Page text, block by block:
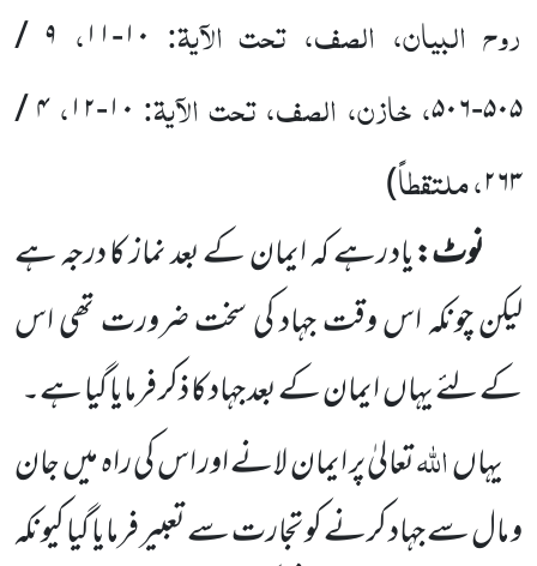
روح البیان، الصف، تحت الآیۃ: ۱۰-۱۱، ۹ /
۵۰۵-۵۰۶، خازن، الصف، تحت الآیۃ: ۱۰-۱۲،۴/
۲۶۳، ملتقطاً)
نوٹ:یاد رہے کہ ایمان کے بعد نماز کا درجہ ہے
لیکن چونکہ اس وقت جہاد کی سخت ضرورت تھی اس
کے لئے یہاںایمان کے بعد جہاد کا ذکر فرمایا گیا ہے۔
یہاںاللّٰہتعالیٰ پر ایمان لانے اور اس کی راہ میںجان
و مال سے جہاد کرنے کو تجارت سے تعبیر فرمایاگیا کیونکہ